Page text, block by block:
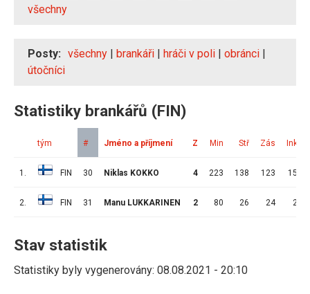
všechny
Posty: všechny | brankáři | hráči v poli | obránci |
útočníci
Statistiky brankářů (FIN)
tým # Jméno a příjmení Z Min Stř Zás Ink
1. FIN 30 Niklas KOKKO 4 223 138 123 15
2. FIN 31 Manu LUKKARINEN 2 80 26 24 2
Stav statistik
Statistiky byly vygenerovány: 08.08.2021 - 20:10